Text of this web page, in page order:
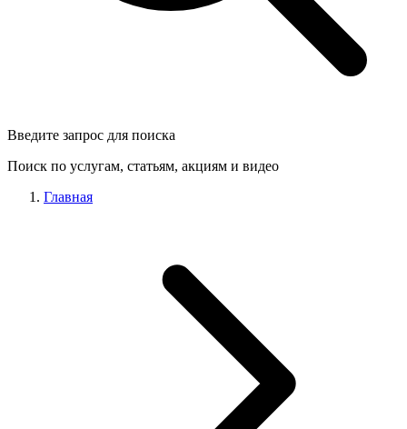
Введите запрос для поиска
Поиск по услугам, статьям, акциям и видео
Главная